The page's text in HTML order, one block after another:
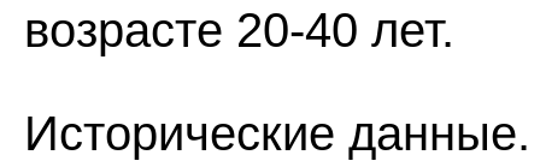
возрасте 20-40 лет.
Исторические